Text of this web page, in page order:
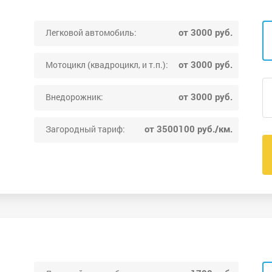
Легковой автомобиль: от 3000 руб.
Мотоцикл (квадроцикл, и т.п.): от 3000 руб.
Внедорожник: от 3000 руб.
Загородный тариф: от 3500100 руб./км.